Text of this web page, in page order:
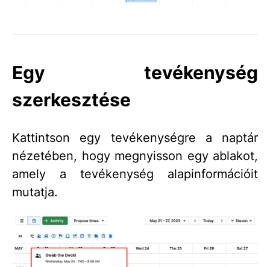
Egy tevékenység
szerkesztése
Kattintson egy tevékenységre a naptár
nézetében, hogy megnyisson egy ablakot,
amely a tevékenység alapinformációit
mutatja.